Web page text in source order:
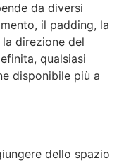
da diversi
il padding, la
direzione del
qualsiasi
disponibile più a
dello spazio